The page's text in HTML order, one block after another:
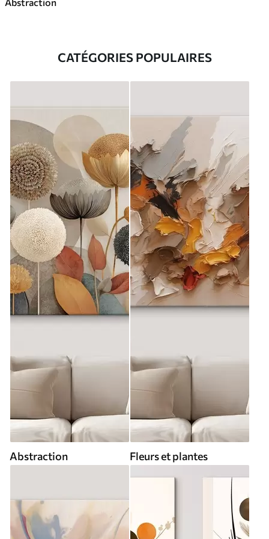
CATÉGORIES POPULAIRES
Abstraction Fleurs et plantes